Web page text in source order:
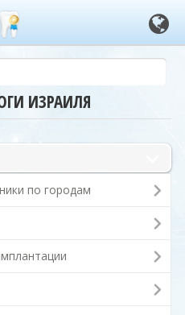
ИЗРАИЛЯ
по городам